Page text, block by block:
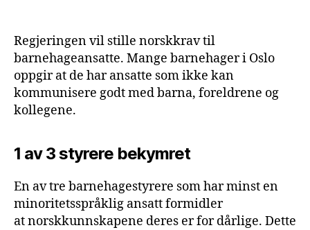
Regjeringen vil stille norskkrav til
barnehageansatte. Mange barnehager i Oslo
oppgir at de har ansatte som ikke kan
kommunisere godt med barna, foreldrene og
kollegene.
1 av 3 styrere bekymret
En av tre barnehagestyrere som har minst en
minoritetsspråklig ansatt formidler
at norskkunnskapene deres er for dårlige. Dette